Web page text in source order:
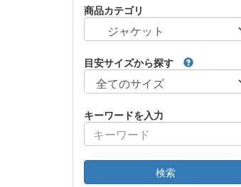
商品カテゴリ
目安サイズから探す
キーワードを入力
検索